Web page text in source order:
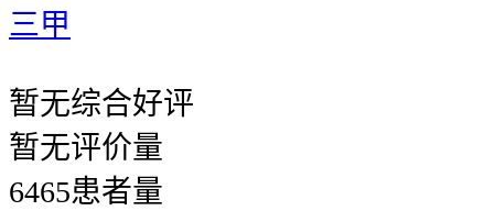
三甲
暂无综合好评
暂无评价量
6465患者量